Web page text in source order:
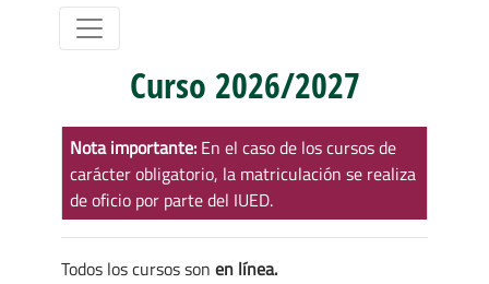
Curso 2026/2027
Nota importante:En el caso de los cursos de
carácter obligatorio, la matriculación se realiza
de oficio por parte del IUED.
Todos los cursos son en línea.